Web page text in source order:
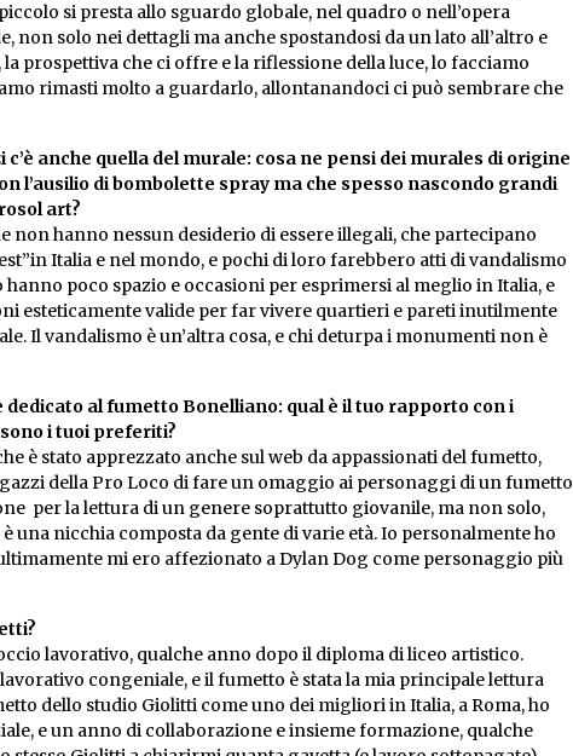
si presta allo sguardo globale, nel quadro o nell’opera
non solo nei dettagli ma anche spostandosi da un lato all’altro e
prospettiva che ci offre e la riflessione della luce, lo facciamo
rimasti molto a guardarlo, allontanandoci ci può sembrare che
anche quella del murale: cosa ne pensi dei murales di origine
l’ausilio di bombolette spray ma che spesso nascondo grandi
art?
non hanno nessun desiderio di essere illegali, che partecipano
Italia e nel mondo, e pochi di loro farebbero atti di vandalismo
poco spazio e occasioni per esprimersi al meglio in Italia, e
esteticamente valide per far vivere quartieri e pareti inutilmente
Il vandalismo è un’altra cosa, e chi deturpa i monumenti non è
dedicato al fumetto Bonelliano: qual è il tuo rapporto con i
i tuoi preferiti?
è stato apprezzato anche sul web da appassionati del fumetto,
della Pro Loco di fare un omaggio ai personaggi di un fumetto
per la lettura di un genere soprattutto giovanile, ma non solo,
una nicchia composta da gente di varie età. Io personalmente ho
mi ero affezionato a Dylan Dog come personaggio più
lavorativo, qualche anno dopo il diploma di liceo artistico.
congeniale, e il fumetto è stata la mia principale lettura
dello studio Giolitti come uno dei migliori in Italia, a Roma, ho
e un anno di collaborazione e insieme formazione, qualche